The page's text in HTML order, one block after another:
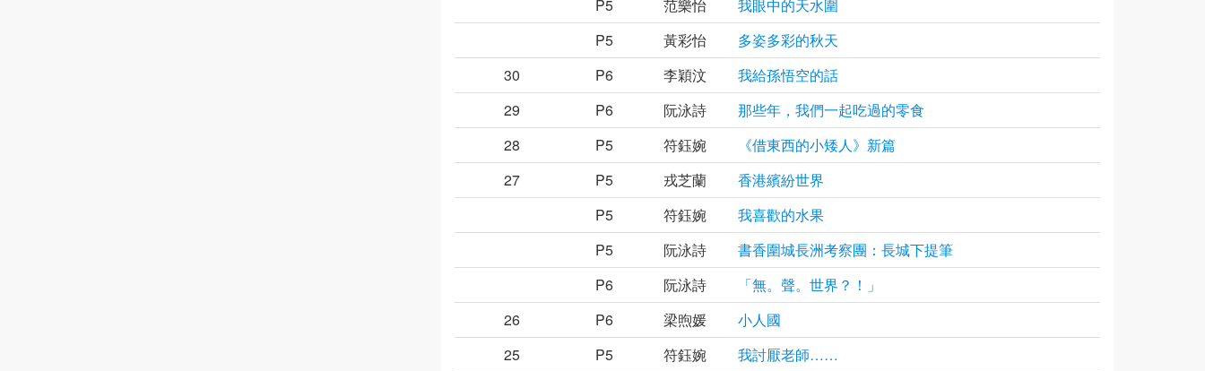
P5
范樂怡
我眼中的天水圍
P5
黃彩怡
多姿多彩的秋天
30
P6 李穎汶
我給孫悟空的話
29
P6 阮泳詩
那些年，我們一起吃過的零食
28
P5 符鈺婉
《借東西的小矮人》新篇
27
P5 戎芝蘭
香港繽紛世界
P5
符鈺婉
我喜歡的水果
P5
阮泳詩
書香圍城長洲考察團：長城下提筆
P6
阮泳詩
「無。聲。世界？！」
26
P6 梁煦媛
小人國
25
P5 符鈺婉
我討厭老師……